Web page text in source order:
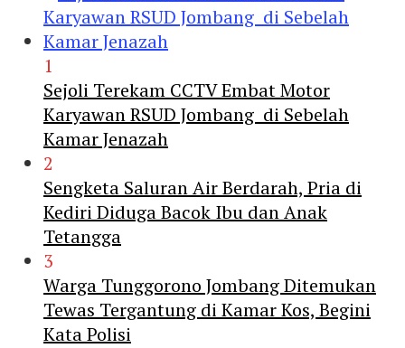
1
Sejoli Terekam CCTV Embat Motor
Karyawan RSUD Jombang di Sebelah
Kamar Jenazah
2
Sengketa Saluran Air Berdarah, Pria di
Kediri Diduga Bacok Ibu dan Anak
Tetangga
3
Warga Tunggorono Jombang Ditemukan
Tewas Tergantung di Kamar Kos, Begini
Kata Polisi